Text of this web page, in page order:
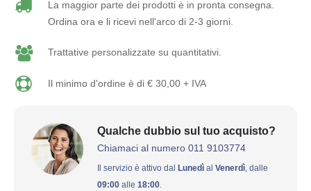
La maggior parte dei prodotti è in pronta consegna.
Ordina ora e li ricevi nell'arco di 2-3 giorni.
Trattative personalizzate su quantitativi.
Il minimo d'ordine è di € 30,00 + IVA
Qualche dubbio sul tuo acquisto?
Chiamaci al numero 011 9103774
Il servizio è attivo dal Lunedì al Venerdì, dalle
09:00 alle 18:00.